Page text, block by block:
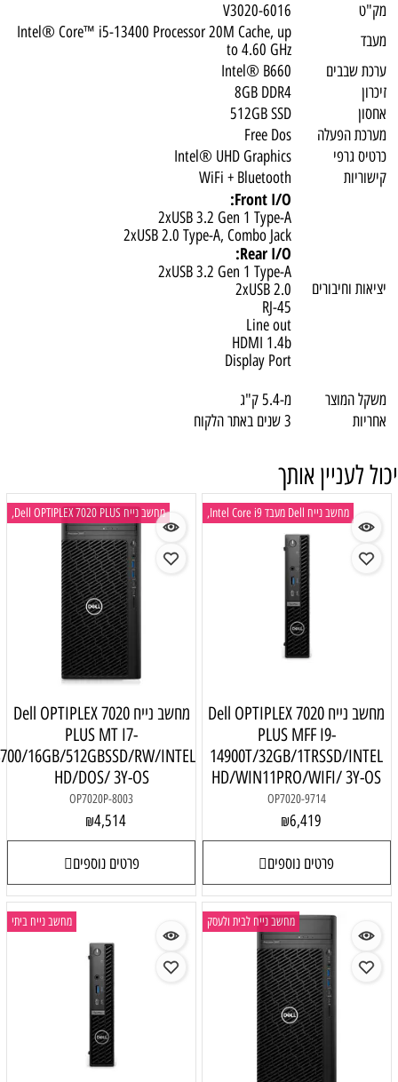
V3020-6016
Intel® Core™ i5-13400 Processor 20M Cache, up
to 4.60 GHz
שבבים
Intel® B660​
8GB DDR4
512GB SSD
הפעלה
Free Dos
גרפי
Intel® UHD Graphics
WiFi + Bluetooth
וחיבורים
Front I/O:
2xUSB 3.2 Gen 1 Type-A
2xUSB 2.0 Type-A, Combo Jack​
Rear I/O:
2xUSB 3.2 Gen 1 Type-A
2xUSB 2.0
RJ-45
Line out
HDMI 1.4b
Display Port
המוצר
לעניין אותך
מחשב נייח Dell מעבד Intel Core i9,
מחשב נייח Dell OPTIPLEX 7020
PLUS MFF I9-
14900T/32GB/1TRSSD/INTEL
HD/WIN11PRO/WIFI/ 3Y-OS
OP7020-9714
₪6,419
פרטים נוספים
מחשב נייח Dell OPTIPLEX 7020 PLUS,
מחשב נייח Dell OPTIPLEX 7020
PLUS MT I7-
14700/16GB/512GBSSD/RW/INTEL
HD/DOS/ 3Y-OS
OP7020P-8003
₪4,514
פרטים נוספים
מחשב נייח לבית ולעסק מחשב נייח ביתי